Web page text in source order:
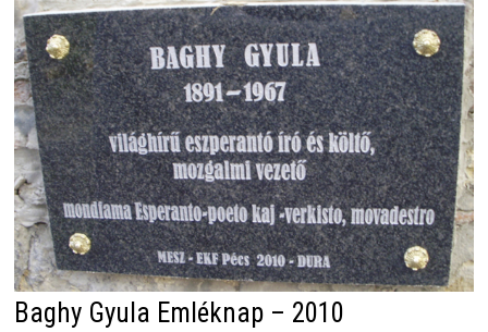
Baghy Gyula Emléknap – 2010